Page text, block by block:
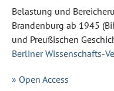
Belastung und
Brandenburg ab 1945
und Preußischen
Berliner Wissenschafts-
» Open Access